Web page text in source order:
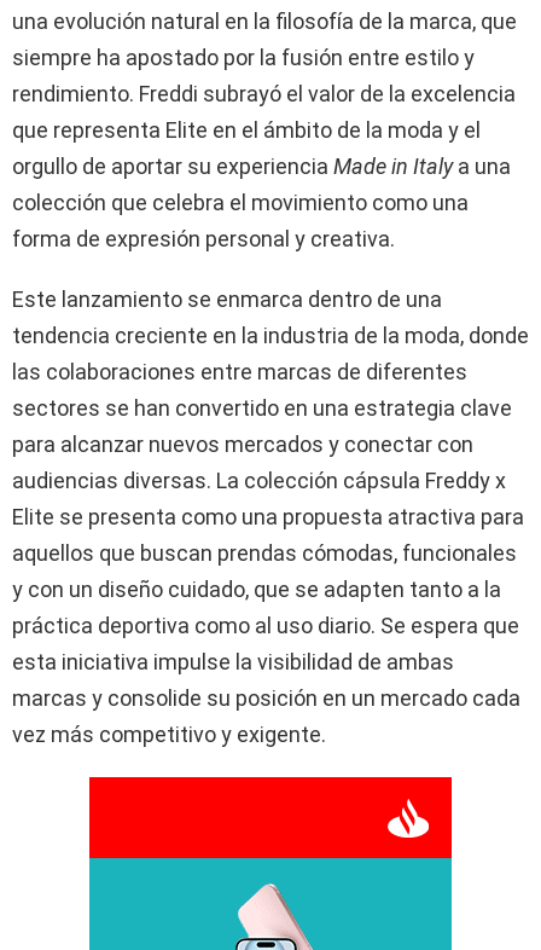
una evolución natural en la filosofía de la marca, que
siempre ha apostado por la fusión entre estilo y
rendimiento. Freddi subrayó el valor de la excelencia
que representa Elite en el ámbito de la moda y el
orgullo de aportar su experiencia Made in Italya una
colección que celebra el movimiento como una
forma de expresión personal y creativa.
Este lanzamiento se enmarca dentro de una
tendencia creciente en la industria de la moda, donde
las colaboraciones entre marcas de diferentes
sectores se han convertido en una estrategia clave
para alcanzar nuevos mercados y conectar con
audiencias diversas. La colección cápsula Freddy x
Elite se presenta como una propuesta atractiva para
aquellos que buscan prendas cómodas, funcionales
y con un diseño cuidado, que se adapten tanto a la
práctica deportiva como al uso diario. Se espera que
esta iniciativa impulse la visibilidad de ambas
marcas y consolide su posición en un mercado cada
vez más competitivo y exigente.